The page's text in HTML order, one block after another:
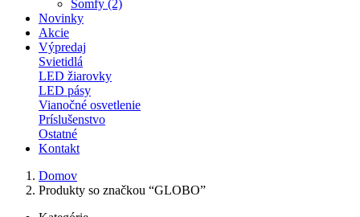
Somfy (2)
Novinky
Akcie
Výpredaj
Svietidlá
LED žiarovky
LED pásy
Vianočné osvetlenie
Príslušenstvo
Ostatné
Kontakt
Domov
Produkty so značkou “GLOBO”